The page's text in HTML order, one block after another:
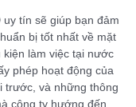
tín sẽ giúp bạn đảm
bị tốt nhất về mặt
làm việc tại nước
phép hoạt động của
trước, và những thông
công ty hướng đến.